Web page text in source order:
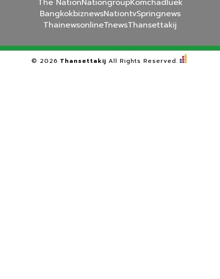
The NationNationgroupKomchadluek
BangkokbiznewsNationtvSpringnews
ThainewsonlineTnewsThansettakij
© 2026 Thansettakij All Rights Reserved.